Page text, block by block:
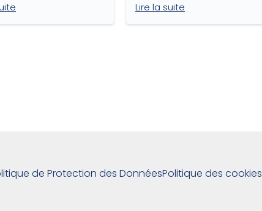
Lire la suite
de Protection des DonnéesPolitique des cookies